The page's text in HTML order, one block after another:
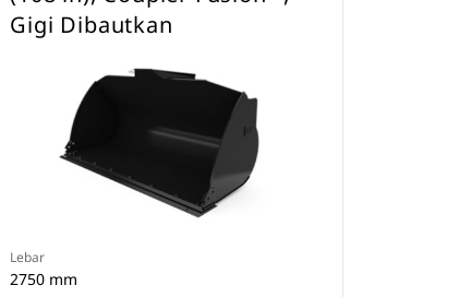
Gigi Dibautkan
Lebar
2750 mm